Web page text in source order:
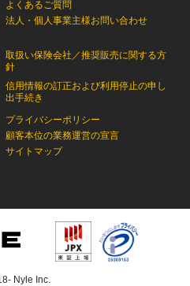
よくあるご質問
法人・個人事業主様お問い合わせ
取扱い保険会社／推奨販売に関する方
針
信用情報の訂正および利用停止の申し
出手続き
プライバシーポリシー
顧客本位の業務運営の宣言
サイトマップ
Nyle Inc.